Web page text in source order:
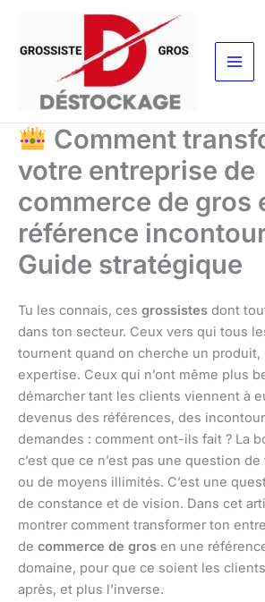
contenu
Comment
votre entreprise de
commerce de gros
référence
Guide stratégique
Tu les connais, ces grossistes dont
dans ton secteur. Ceux vers qui tous
tournent quand on cherche un produit,
expertise. Ceux qui n’ont même plus
démarcher tant les clients viennent à
devenus des références, des
demandes : comment ont-ils fait ? La
c’est que ce n’est pas une question
ou de moyens illimités. C’est une
de constance et de vision. Dans cet
montrer comment transformer ton
de commerce de gros en une
domaine, pour que ce soient les
après, et plus l’inverse.